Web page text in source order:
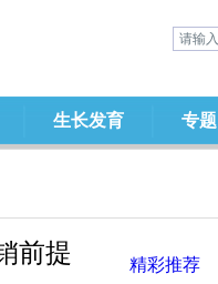
生长发育 专题
前提 精彩推荐